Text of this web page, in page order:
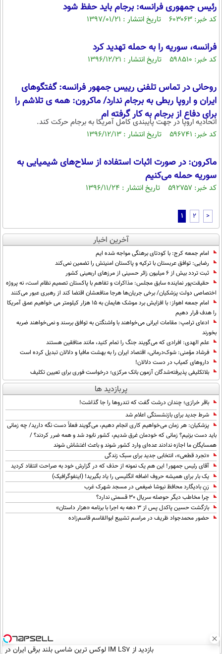
رئیس جمهوری فرانسه: برجام باید حفظ شود
کد خبر: ۶۰۳۰۶۳ تاریخ انتشار : ۱۳۹۷/۰۱/۲۱
فرانسه، سوریه را به حمله تهدید کرد
کد خبر: ۵۹۸۵۱۰ تاریخ انتشار : ۱۳۹۶/۱۲/۲۱
روحانی در تماس تلفنی رییس جمهور فرانسه: گفتگوهای
ایران و اروپا ربطی به برجام ندارد/ ماکرون: همه ی تلاشم را
برای دفاع از برجام به کار گرفته ام
اتحادیه اروپا در جهت پایبندی کامل آمریکا به برجام حرکت کند.
کد خبر: ۵۹۶۷۴۱ تاریخ انتشار : ۱۳۹۶/۱۲/۱۳
ماکرون: در صورت اثبات استفاده از سلاح‌های شیمیایی به
سوریه حمله می‌کنیم
کد خبر: ۵۹۲۷۵۷ تاریخ انتشار : ۱۳۹۶/۱۱/۲۴
1 2 >
آخرین اخبار
امام جمعه کرج: با کودتای برهنگی مواجه شده ایم
رضایی: توافق عربستان با ترکیه و پاکستان امنیتش را تضمین نمی‌کند
ثبت تردد بیش از ۶ میلیون زائر حسینی از مرزهای اربعینی کشور
حقیقت‌پور نماینده سابق مجلس: مذاکرات و تفاهم با پاکستان تصمیم نظام است، نه پروژه
اختصاصی دولت پزشکیان/ برخی جریان‌ها هرجا منافعشان اقتضا کند از رهبری عبور می‌کنند
امام‌ جمعه اهواز: با افزایش برد موشک هایمان به ۱۵ هزار کیلومتر می خواهیم عمق آمریکا
را هدف قرار دهیم
ادعای ترامپ: مقامات ایرانی می‌خواهند با واشنگتن به توافق برسند و نمی‌خواهند ضربه
بخورند
علم الهدی: افرادی که می‌گویند جنگ را تمام کنید، مانند منافقین هستند
فرشاد مؤمنی: شوک‌درمانی، اقتصاد ایران را به بهشت مافیا و دلالان تبدیل کرده است
داروهای کمیاب در دست دلالان!
بلاتکلیفی پذیرفته‌شدگان آزمون بانک مرکزی؛ درخواست فوری برای تعیین تکلیف
پربازدید ها
باقر خرازی؛ چندان درشت گفت که تندروها را جا گذاشت!
شرط جدید برای بازنشستگی اعلام شد
پزشکیان: هر زمان می‌خواهیم کاری انجام دهیم، می‌گویند فعلاً دست نگه دارید/ چه زمانی
باید دست بزنیم؟ زمانی که خودمان غرق شدیم، کشور نابود شد و همه ضرر کردند؟ /
همسایگان ما اجازه ندادند عده‌ای وارد کشور شوند و باعث اغتشاش شوند
«تجرد قطعی»، انتخابی جدید برای سبک زندگی
آقای رئیس جمهور! این هم یک نمونه از حذف که در گزارش خود به صراحت انتقاد کردید
یک بار برای همیشه حروف اضافه انگلیسی را یاد بگیرید! (اینفوگرافیک)
زنِ بادیگارد محافظ نیوشا ضیغمی در مسجد شهرک غرب
چرا مخاطب دیگر حوصله سریال 30 قسمتی ندارد؟
بازگشت حسین پاکدل پس از ۳ دهه به اجرا با برنامه «هزار داستان»
حضور محمدجواد ظریف در مراسم تشییع ابوالقاسم قاسم‌زاده
بازدید از IM LS7 لوکس ترین شاسی بلند برقی ایران در